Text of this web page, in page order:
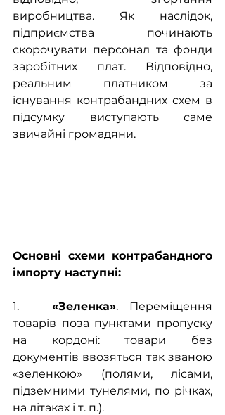
виробництва. Як наслідок,
підприємства починають
скорочувати персонал та фонди
заробітних плат. Відповідно,
реальним платником за
існування контрабандних схем в
підсумку виступають саме
звичайні громадяни.
Основні схеми контрабандного
імпорту наступні:
1. «Зеленка». Переміщення
товарів поза пунктами пропуску
на кордоні: товари без
документів ввозяться так званою
«зеленкою» (полями, лісами,
підземними тунелями, по річках,
на літаках і т. п.).